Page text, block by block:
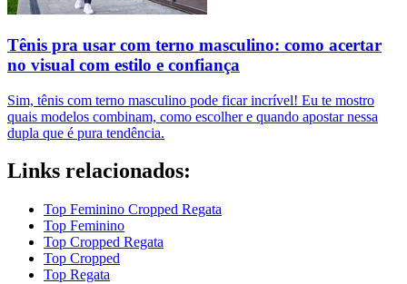
Tênis pra usar com terno masculino: como acertar
no visual com estilo e confiança
Sim, tênis com terno masculino pode ficar incrível! Eu te mostro
quais modelos combinam, como escolher e quando apostar nessa
dupla que é pura tendência.
Links relacionados:
Top Feminino Cropped Regata
Top Feminino
Top Cropped Regata
Top Cropped
Top Regata